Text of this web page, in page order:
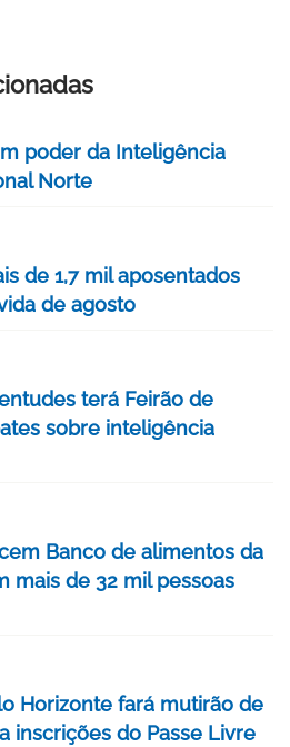
poder da Inteligência
Norte
de 1,7 mil aposentados
de agosto
terá Feirão de
sobre inteligência
Banco de alimentos da
mais de 32 mil pessoas
Horizonte fará mutirão de
inscrições do Passe Livre